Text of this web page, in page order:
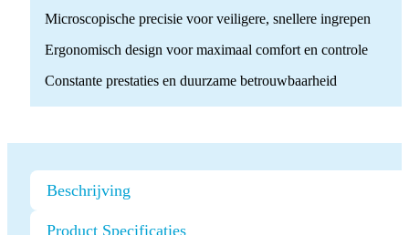
Microscopische precisie voor veiligere, snellere ingrepen
Ergonomisch design voor maximaal comfort en controle
Constante prestaties en duurzame betrouwbaarheid
Beschrijving
Product Specificaties